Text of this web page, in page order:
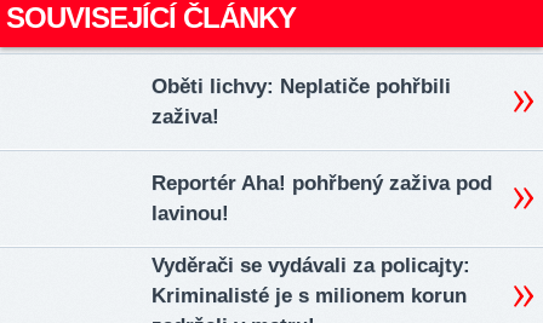
SOUVISEJÍCÍ ČLÁNKY
Oběti lichvy: Neplatiče pohřbili
zaživa!
Reportér Aha! pohřbený zaživa pod
lavinou!
Vyděrači se vydávali za policajty:
Kriminalisté je s milionem korun